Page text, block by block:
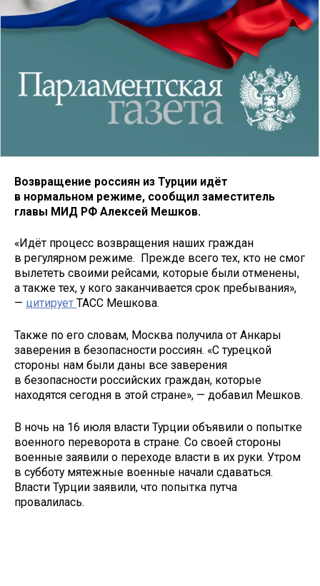
Возвращение россиян из Турции идёт
в нормальном режиме, сообщил заместитель
главы МИД РФ Алексей Мешков.
«Идёт процесс возвращения наших граждан
в регулярном режиме. Прежде всего тех, кто не смог
вылететь своими рейсами, которые были отменены,
а также тех, у кого заканчивается срок пребывания»,
— цитирует ТАСС Мешкова.
Также по его словам, Москва получила от Анкары
заверения в безопасности россиян. «С турецкой
стороны нам были даны все заверения
в безопасности российских граждан, которые
находятся сегодня в этой стране», — добавил Мешков.
В ночь на 16 июля власти Турции объявили о попытке
военного переворота в стране. Со своей стороны
военные заявили о переходе власти в их руки. Утром
в субботу мятежные военные начали сдаваться.
Власти Турции заявили, что попытка путча
провалилась.